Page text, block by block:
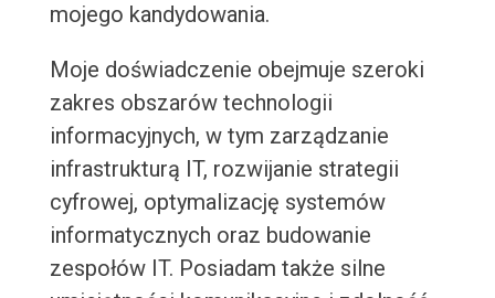
mojego kandydowania.
Moje doświadczenie obejmuje szeroki
zakres obszarów technologii
informacyjnych, w tym zarządzanie
infrastrukturą IT, rozwijanie strategii
cyfrowej, optymalizację systemów
informatycznych oraz budowanie
zespołów IT. Posiadam także silne